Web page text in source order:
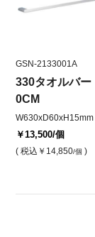
GSN-2133001A
330タオルバ
0CM
W630xD60xH15mm
￥13,500/個
( 税込 ￥14,850/個 )